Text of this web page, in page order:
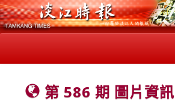
第 586 期 圖片資訊